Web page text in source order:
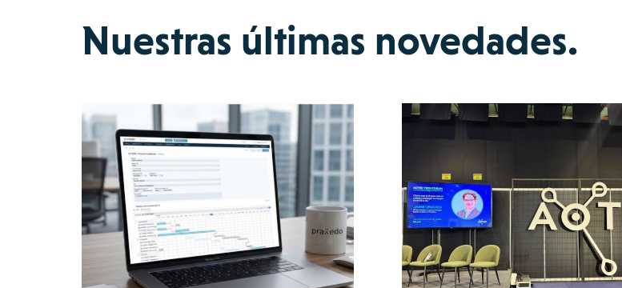
Nuestras últimas novedades.